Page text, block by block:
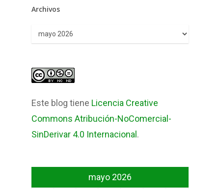
Archivos
Archivos
Este blog tiene Licencia Creative
Commons Atribución-NoComercial-
SinDerivar 4.0 Internacional.
mayo 2026